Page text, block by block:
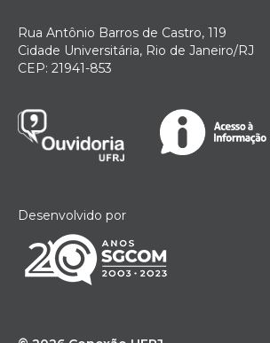
Rua Antônio Barros de Castro, 119
Cidade Universitária, Rio de Janeiro/RJ
CEP: 21941-853
Desenvolvido por